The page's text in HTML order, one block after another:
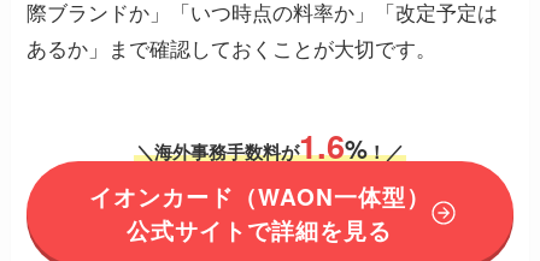
際ブランドか」「いつ時点の料率か」「改定予定は
あるか」まで確認しておくことが大切です。
＼海外事務手数料が1.6%！／
イオンカード（WAON一体型）
公式サイトで詳細を見る